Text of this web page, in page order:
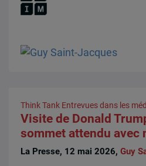
Think Tank Entrevues dans les
Visite de Donald
sommet attendu avec
La Presse, 12 mai 2026,Guy